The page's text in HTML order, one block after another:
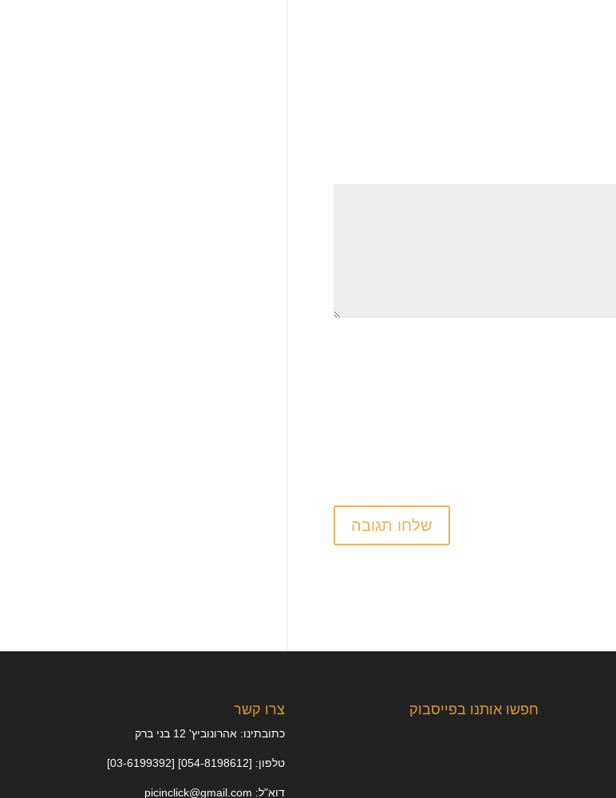
צרו קשר
כתובתינו: אהרונוביץ' 12 בני ברק
טלפון: [054-8198612] [03-6199392]
דוא"ל: picinclick@gmail.com
חפשו אותנו בפייסבוק